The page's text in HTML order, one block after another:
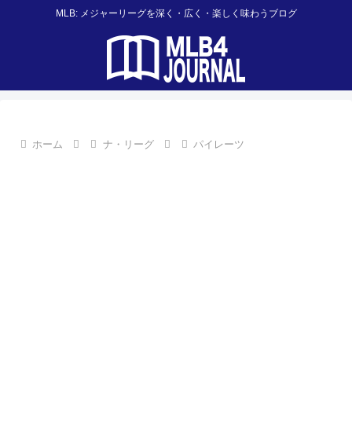
MLB: メジャーリーグを深く・広く・楽しく味わうブログ
ホーム ナ・リーグ パイレーツ